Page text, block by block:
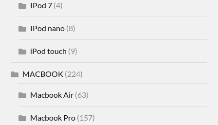
IPod 7 (4)
IPod nano (8)
iPod touch (9)
MACBOOK (224)
Macbook Air (63)
Macbook Pro (157)